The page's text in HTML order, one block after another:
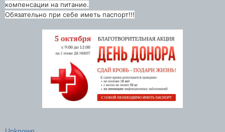
компенсации на питание.
Обязательно при себе иметь паспорт!!!